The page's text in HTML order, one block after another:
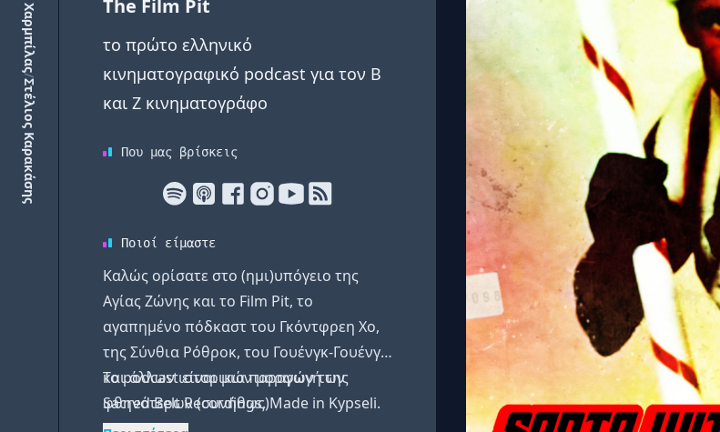
/
Στέλιος Καρακάσης
The Film Pit
το πρώτο ελληνικό
κινηματογραφικό podcast για τον Β
και Ζ κινηματογράφο
Που μας βρίσκεις
Ποιοί είμαστε
Καλώς ορίσατε στο (ημι)υπόγειο της
Αγίας Ζώνης και το Film Pit, το
αγαπημένο πόδκαστ του Γκόντφρεη Χο,
της Σύνθια Ρόθροκ, του Γουένγκ-Γουένγκ
και άλλων ιστορικών μορφών των
φθηνότερων (συνήθως)
Το podcast είναι μια παραγωγή της
Sacred Belt Recordings. Made in Kypseli.